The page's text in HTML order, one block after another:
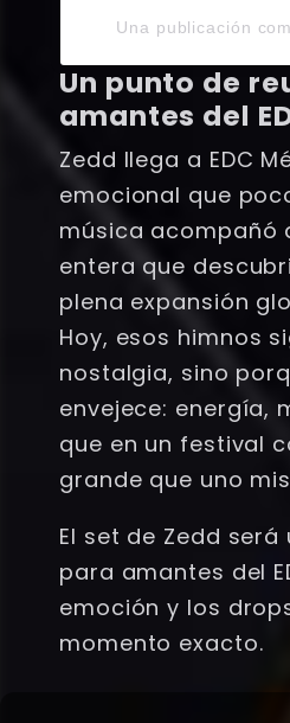
Una publicación
Un punto de
amantes del
Zedd llega a EDC
emocional que
música acompañó
entera que
plena expansión
Hoy, esos himnos
nostalgia, sino
envejece: energía,
que en un festival
grande que uno
El set de Zedd
para amantes del
emoción y los
momento exacto.